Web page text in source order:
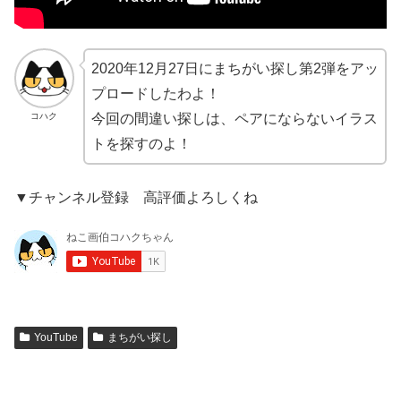
コハク
2020年12月27日にまちがい探し第2弾をアッ
プロードしたわよ！
今回の間違い探しは、ペアにならないイラス
トを探すのよ！
▼チャンネル登録 高評価よろしくね
YouTube まちがい探し